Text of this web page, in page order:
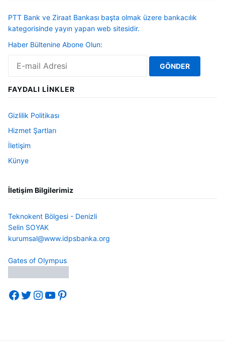
PTT Bank ve Ziraat Bankası başta olmak üzere bankacılık
kategorisinde yayın yapan web sitesidir.
Haber Bültenine Abone Olun:
FAYDALI LINKLER
Gizlilik Politikası
Hizmet Şartları
İletişim
Künye
İletişim Bilgilerimiz
Teknokent Bölgesi - Denizli
Selin SOYAK
kurumsal@www.idpsbanka.org
Gates of Olympus
Facebook
Twitter
Instagram
YouTube
Pinterest